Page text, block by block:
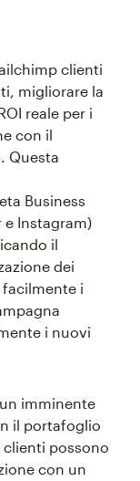
clienti
migliorare la
reale per i
con il
Questa
Business
e Instagram)
il
dei
i
i nuovi
imminente
il portafoglio
possono
con un